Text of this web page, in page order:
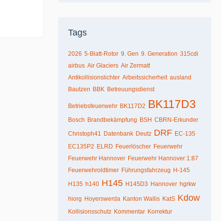
Tags
2026 5-Blatt-Rotor 9. Gen 9. Generation 315cdi
airbus Air Glaciers Air Zermatt
Antikollisionslichter Arbeitssicherheit ausland
Bautzen BBK Betreuungsdienst
Betriebsfeuerwehr BK117D2 BK117D3
Bosch Brandbekämpfung BSH CBRN-Erkunder
Christoph41 Datenbank Deutz DRF EC-135
EC135P2 ELRD Feuerlöscher Feuerwehr
Feuerwehr Hannover Feuerwehr Hannover 1:87
Feuerwehroldtimer Führungsfahrzeug H-145
H135 h140 H145 H145D3 Hannover hgrkw
hiorg Hoyerswerda Kanton Wallis KatS Kdow
Kollisionsschutz Kommentar Korrektur